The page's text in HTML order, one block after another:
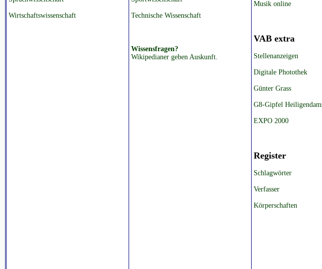
Wirtschaftswissenschaft Technische Wissenschaft
Wissensfragen?
Wikipedianer geben Auskunft.
Musik online
VAB extra
Stellenanzeigen
Digitale Photothek
Günter Grass
G8-Gipfel
EXPO 2000
Register
Schlagwörter
Verfasser
Körperschaften